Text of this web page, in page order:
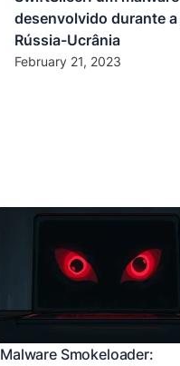
desenvolvido durante
Rússia-Ucrânia
February 21, 2023
Malware Smokeloader: